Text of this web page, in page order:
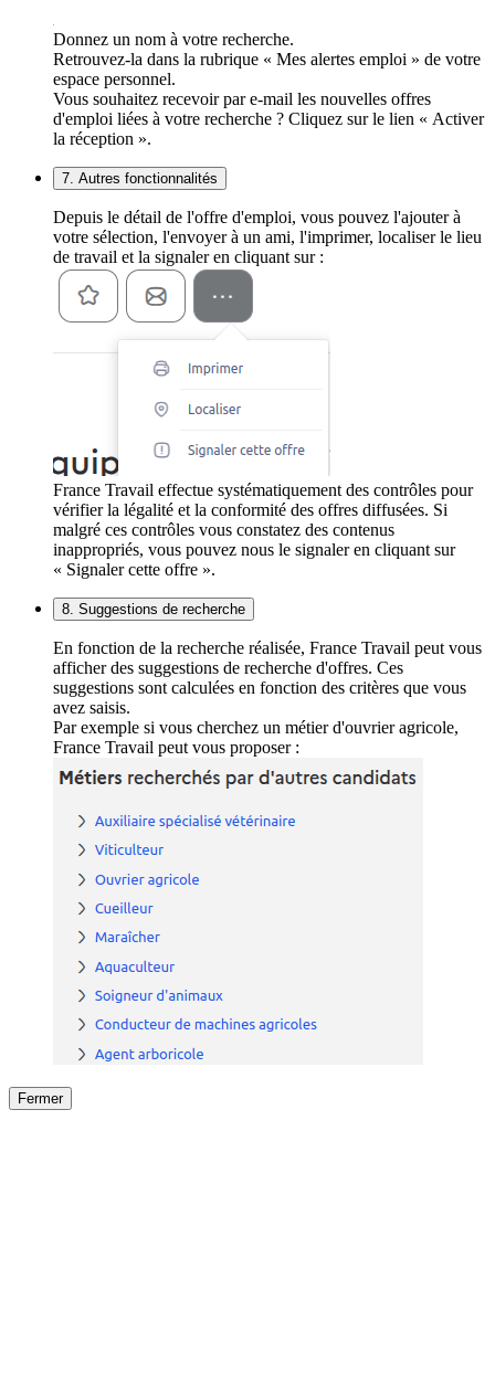
Donnez un nom à votre recherche.
Retrouvez-la dans la rubrique « Mes alertes emploi » de votre
espace personnel.
Vous souhaitez recevoir par e-mail les nouvelles offres
d'emploi liées à votre recherche ? Cliquez sur le lien « Activer
la réception ».
7. Autres fonctionnalités
Depuis le détail de l'offre d'emploi, vous pouvez l'ajouter à
votre sélection, l'envoyer à un ami, l'imprimer, localiser le lieu
de travail et la signaler en cliquant sur :
France Travail effectue systématiquement des contrôles pour
vérifier la légalité et la conformité des offres diffusées. Si
malgré ces contrôles vous constatez des contenus
inappropriés, vous pouvez nous le signaler en cliquant sur
« Signaler cette offre ».
8. Suggestions de recherche
En fonction de la recherche réalisée, France Travail peut vous
afficher des suggestions de recherche d'offres. Ces
suggestions sont calculées en fonction des critères que vous
avez saisis.
Par exemple si vous cherchez un métier d'ouvrier agricole,
France Travail peut vous proposer :
Fermer